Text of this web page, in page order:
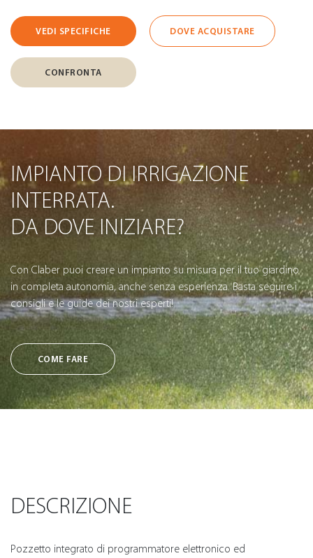
VEDI SPECIFICHE DOVE ACQUISTARE
CONFRONTA
IMPIANTO DI IRRIGAZIONE
INTERRATA.
DA DOVE INIZIARE?
Con Claber puoi creare un impianto su misura per il tuo giardino
in completa autonomia, anche senza esperienza. Basta seguire i
consigli e le guide dei nostri esperti!
COME FARE
DESCRIZIONE
Pozzetto integrato di programmatore elettronico ed